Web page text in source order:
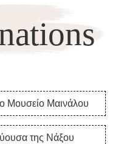
Μουσείο Μαινάλου
της Νάξου